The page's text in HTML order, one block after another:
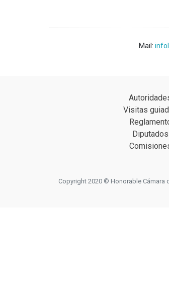
Mail:
Visitas
Diputados
Copyright 2020 © Honorable Cámara